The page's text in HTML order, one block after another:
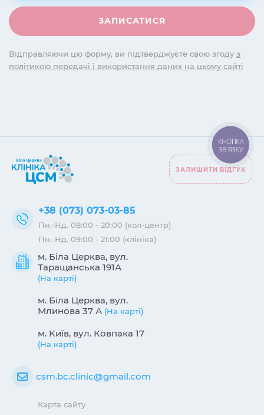
Відправляючи цю форму, ви підтверджуєте свою згоду з
політикою передачі і використання даних на цьому сайті
м. Біла Церква, вул.
Таращанська 191А
(На карті)
м. Біла Церква, вул.
Млинова 37 А (На карті)
м. Київ, вул. Ковпака 17
(На карті)
+38 (073) 073-03-85
Пн.-Нд. 08:00 - 20:00 (кол-центр)
Пн.-Нд. 09:00 - 21:00 (клініка)
csm.bc.clinic@gmail.com
Карта сайту
ЗАЛИШИТИ ВІДГУК
КНОПКА
ЗВ'ЯЗКУ